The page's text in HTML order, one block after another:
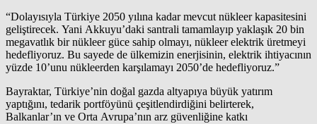
“Dolayısıyla Türkiye 2050 yılına kadar mevcut nükleer kapasitesini
geliştirecek. Yani Akkuyu’daki santrali tamamlayıp yaklaşık 20 bin
megavatlık bir nükleer güce sahip olmayı, nükleerelektrik üretmeyi
hedefliyoruz. Bu sayede de ülkemizin enerjisinin, elektrik ihtiyacının
yüzde 10’unu nükleerden karşılamayı 2050’de hedefliyoruz.”
Bayraktar, Türkiye’nin doğal gazda altyapıya büyük yatırım
yaptığını, tedarik portföyünü çeşitlendirdiğini belirterek,
Balkanlar’ın ve Orta Avrupa’nın arz güvenliğine katkı